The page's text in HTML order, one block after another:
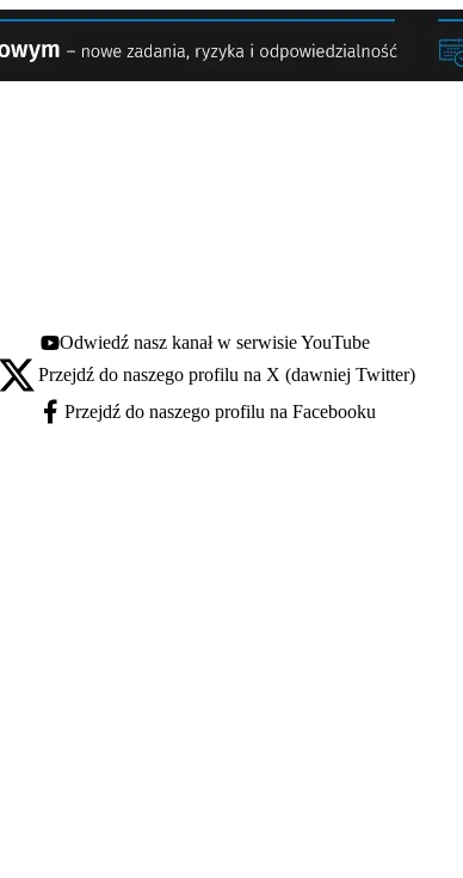
Youtube - otwiera się w nowej karcie
Odwiedź nasz kanał w serwisie YouTube
X - otwiera się w nowej karcie
Przejdź do naszego profilu na X (dawniej Twitter)
Facebook - otwiera się w nowej karcie
Przejdź do naszego profilu na Facebooku